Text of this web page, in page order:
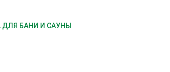
БАНИ И САУНЫ